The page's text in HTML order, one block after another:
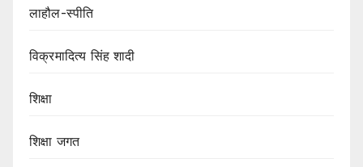
लाहौल-स्पीति
विक्रमादित्य सिंह शादी
शिक्षा
शिक्षा जगत